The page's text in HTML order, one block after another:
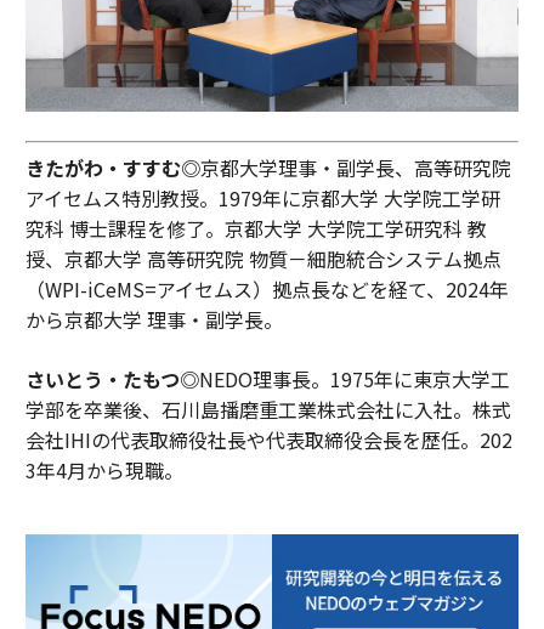
きたがわ・すすむ◎京都大学理事・副学長、高等研究院
アイセムス特別教授。1979年に京都大学 大学院工学研
究科 博士課程を修了。京都大学 大学院工学研究科 教
授、京都大学 高等研究院 物質－細胞統合システム拠点
（WPI-iCeMS=アイセムス）拠点長などを経て、2024年
から京都大学 理事・副学長。
さいとう・たもつ◎NEDO理事長。1975年に東京大学工
学部を卒業後、石川島播磨重工業株式会社に入社。株式
会社IHIの代表取締役社長や代表取締役会長を歴任。202
3年4月から現職。